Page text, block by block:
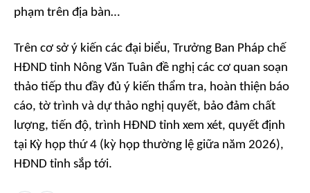
phạm trên địa bàn…
Trên cơ sở ý kiến các đại biểu, Trưởng Ban Pháp chế
HĐND tỉnh Nông Văn Tuân đề nghị các cơ quan soạn
thảo tiếp thu đầy đủ ý kiến thẩm tra, hoàn thiện báo
cáo, tờ trình và dự thảo nghị quyết, bảo đảm chất
lượng, tiến độ, trình HĐND tỉnh xem xét, quyết định
tại Kỳ họp thứ 4 (kỳ họp thường lệ giữa năm 2026),
HĐND tỉnh sắp tới.